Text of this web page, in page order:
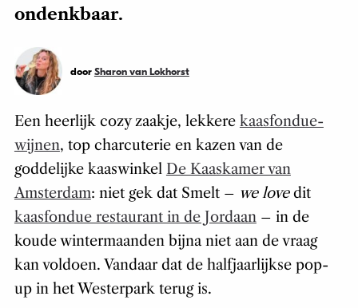
ondenkbaar.
door Sharon van Lokhorst
Een heerlijk cozy zaakje, lekkere kaasfondue-
wijnen, top charcuterie en kazen van de
goddelijke kaaswinkel De Kaaskamer van
Amsterdam: niet gek dat Smelt – we lovedit
kaasfondue restaurant in de Jordaan– in de
koude wintermaanden bijna niet aan de vraag
kan voldoen. Vandaar dat de halfjaarlijkse pop-
up in het Westerpark terug is.